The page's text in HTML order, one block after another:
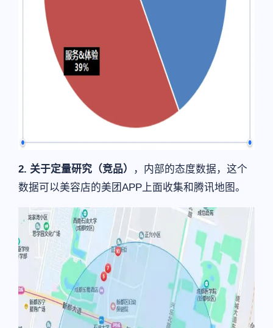
2. 关于定量研究（竞品）
，内部的态度数据，这个
数据可以美容店的美团APP上面收集和腾讯地图。